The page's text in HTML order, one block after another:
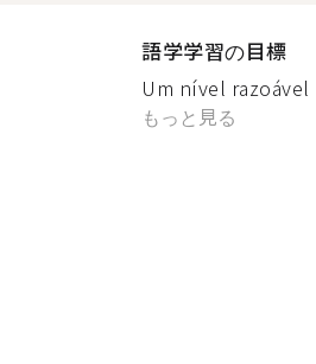
語学学習の目標
Um nível
もっと見る